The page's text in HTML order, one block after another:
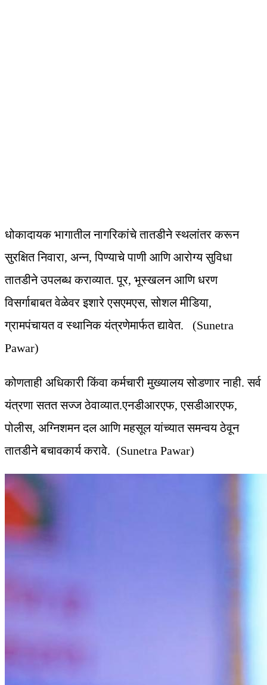
धोकादायक भागातील नागरिकांचे तातडीने स्थलांतर करून
सुरक्षित निवारा, अन्न, पिण्याचे पाणी आणि आरोग्य सुविधा
तातडीने उपलब्ध कराव्यात. पूर, भूस्खलन आणि धरण
विसर्गाबाबत वेळेवर इशारे एसएमएस, सोशल मीडिया,
ग्रामपंचायत व स्थानिक यंत्रणेमार्फत द्यावेत. (Sunetra
Pawar)
कोणताही अधिकारी किंवा कर्मचारी मुख्यालय सोडणार नाही. सर्व
यंत्रणा सतत सज्ज ठेवाव्यात.एनडीआरएफ, एसडीआरएफ,
पोलीस, अग्निशमन दल आणि महसूल यांच्यात समन्वय ठेवून
तातडीने बचावकार्य करावे. (Sunetra Pawar)